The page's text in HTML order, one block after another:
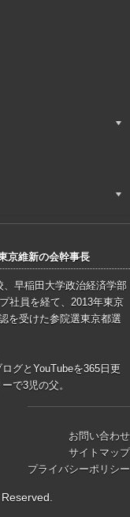
京維新の会幹事長
早稲田大学政治経済学部
社員を経て、2013年東京
を受けた参院選東京都選
グとYouTubeを365日更
で3児の父。
お問い合わせ
サイトマップ
プライバシーポリシー